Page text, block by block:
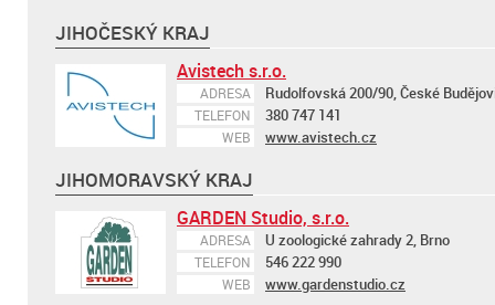
JIHOČESKÝ KRAJ
Avistech s.r.o.
ADRESA Rudolfovská 200/90, České
TELEFON 380 747 141
WEB www.avistech.cz
JIHOMORAVSKÝ KRAJ
GARDEN Studio, s.r.o.
ADRESA U zoologické zahrady 2, Brno
TELEFON 546 222 990
WEB www.gardenstudio.cz